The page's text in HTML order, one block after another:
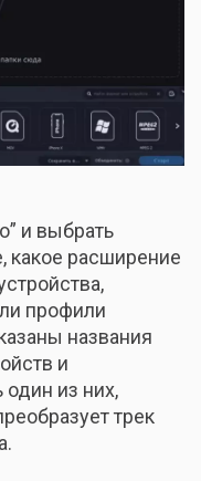
и выбрать
какое расширение
профили
названия
и
из них,
трек